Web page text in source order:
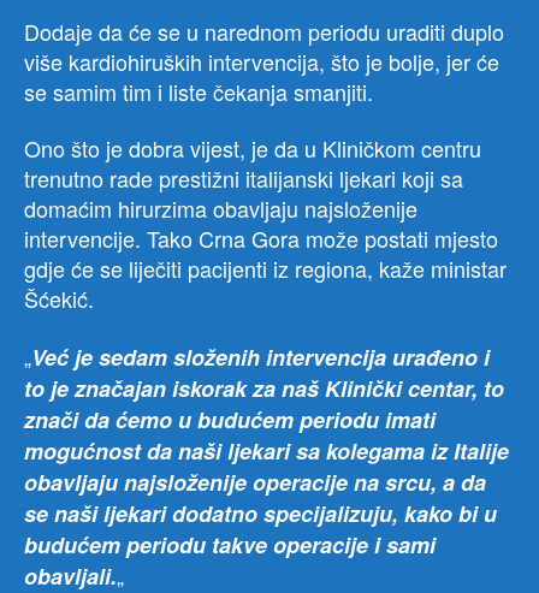
Dodaje da će se u narednom periodu uraditi duplo
više kardiohiruških intervencija, što je bolje, jer će
se samim tim i liste čekanja smanjiti.
Ono što je dobra vijest, je da u Kliničkom centru
trenutno rade prestižni italijanski ljekari koji sa
domaćim hirurzima obavljaju najsloženije
intervencije. Tako Crna Gora može postati mjesto
gdje će se liječiti pacijenti iz regiona, kaže ministar
Šćekić.
„Već je sedam složenih intervencija urađeno i
to je značajan iskorak za naš Klinički centar, to
znači da ćemo u budućem periodu imati
mogućnost da naši ljekari sa kolegama iz Italije
obavljaju najsloženije operacije na srcu, a da
se naši ljekari dodatno specijalizuju, kako bi u
budućem periodu takve operacije i sami
obavljali.„